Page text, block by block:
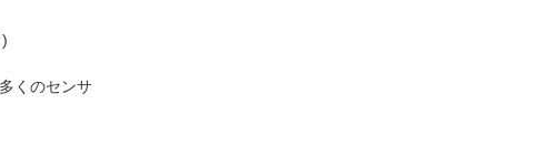
くのセンサ